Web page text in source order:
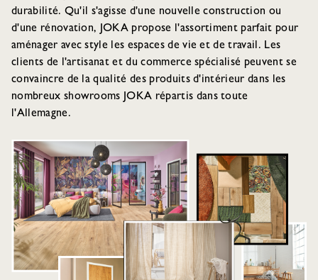
durabilité. Qu'il s'agisse d'une nouvelle construction ou
d'une rénovation, JOKA propose l'assortiment parfait pour
aménager avec style les espaces de vie et de travail. Les
clients de l'artisanat et du commerce spécialisé peuvent se
convaincre de la qualité des produits d'intérieur dans les
nombreux showrooms JOKA répartis dans toute
l'Allemagne.